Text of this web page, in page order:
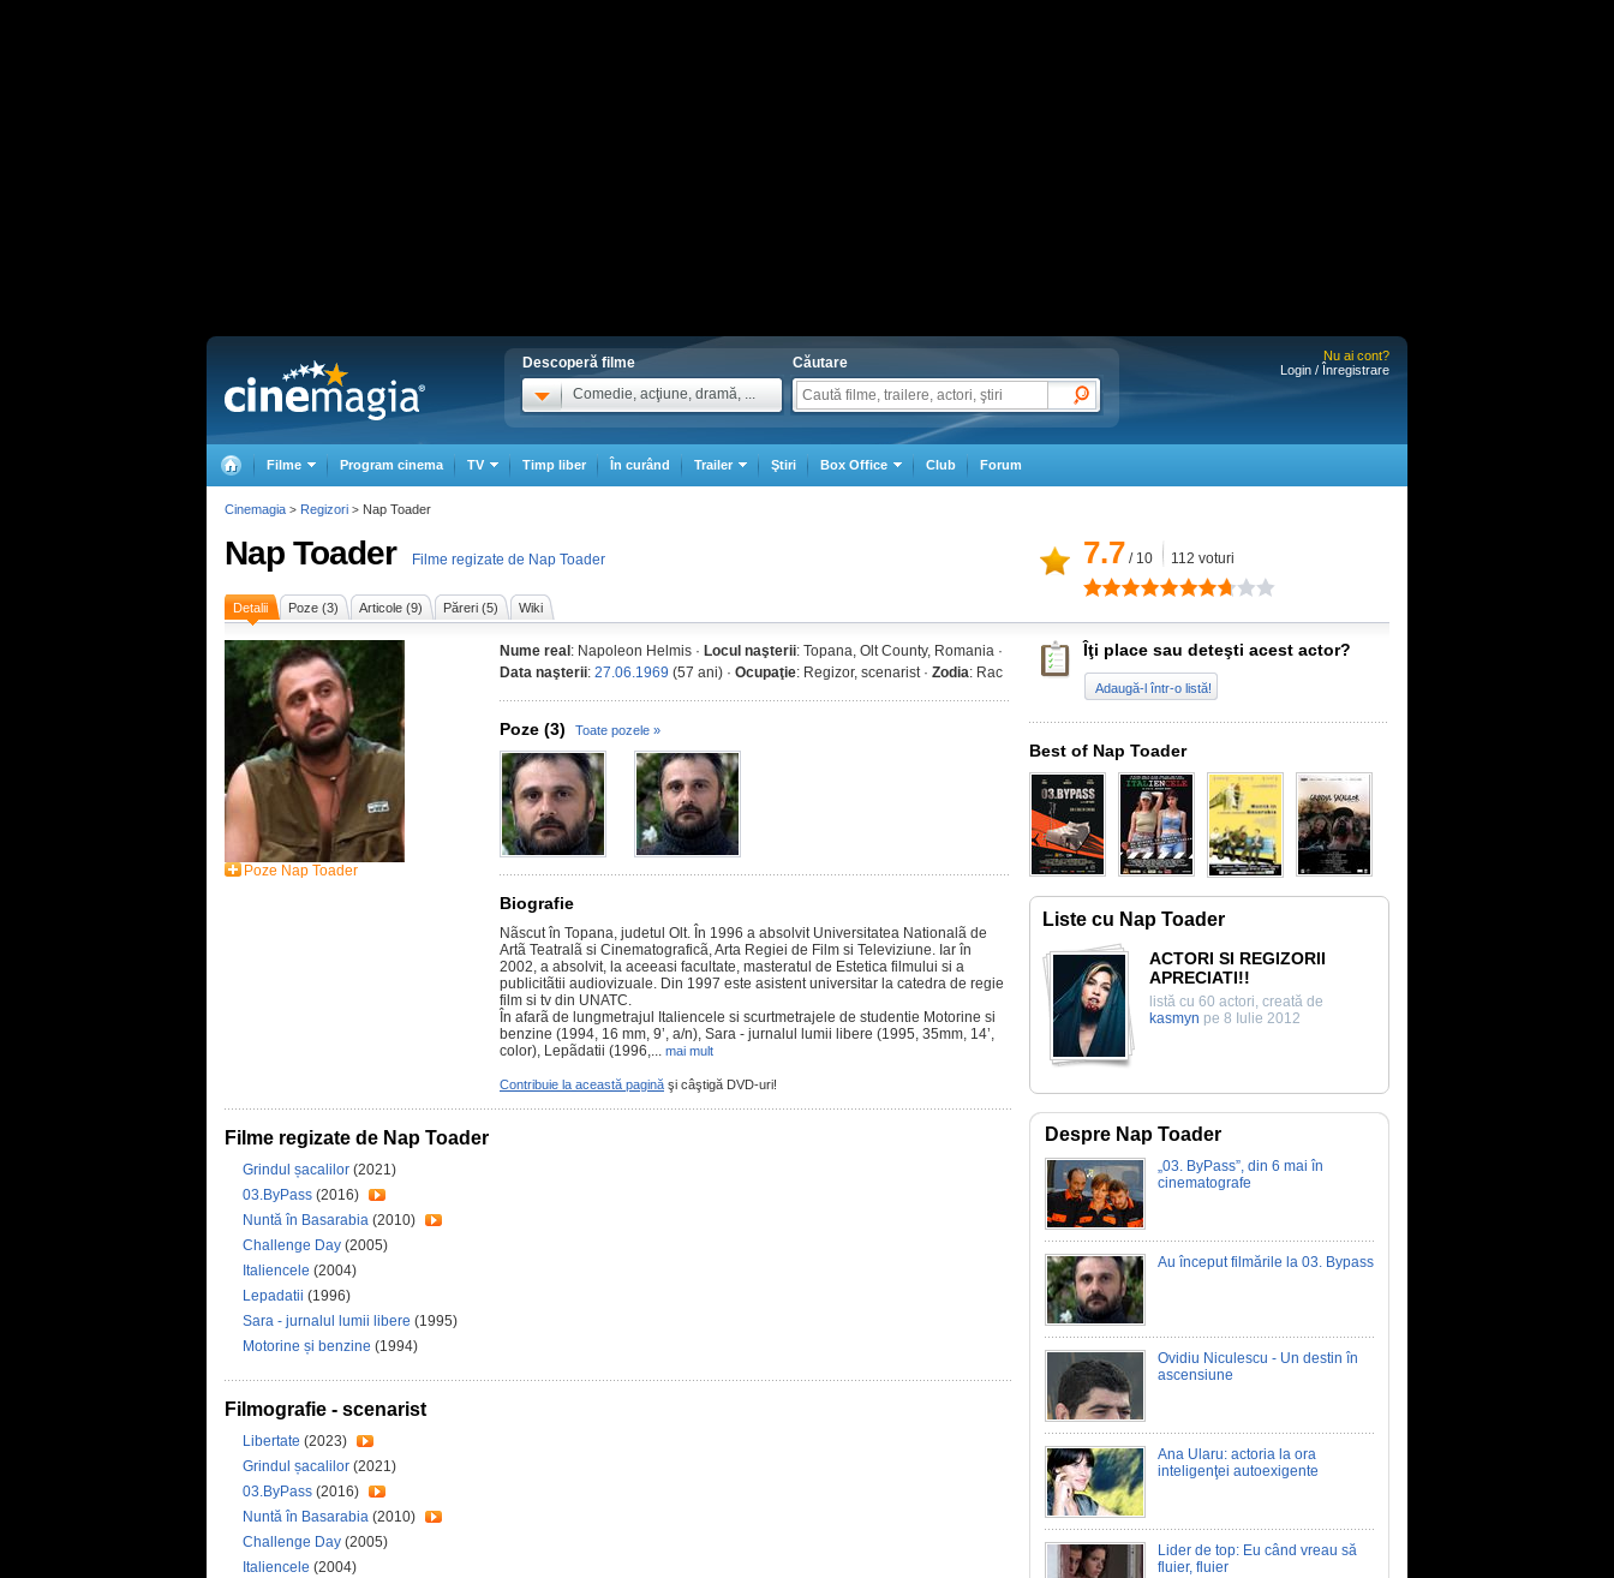
Descoperă filme
Comedie, acţiune, dramă, ...
Căutare
Nu ai cont?
Login / Înregistrare
Filme Program cinema TV Timp liber În curând Trailer Ştiri Box Office Club Forum
Nap Toader Filme regizate de Nap Toader 7.7 / 10 112 voturi
Detalii Poze (3) Articole (9) Păreri (5) Wiki
Poze Nap Toader
Nume real : Napoleon Helmis · Locul naşterii: Topana, Olt County, Romania ·
Data naşterii: 27.06.1969 (57 ani) · Ocupaţie: Regizor, scenarist · Zodia: Rac
Poze (3) Toate pozele »
Biografie
Nãscut în Topana, judetul Olt. În 1996 a absolvit Universitatea Nationalã de
Artã Teatralã si Cinematograficã, Arta Regiei de Film si Televiziune. Iar în
2002, a absolvit, la aceeasi facultate, masteratul de Estetica filmului si a
publicitãtii audiovizuale. Din 1997 este asistent universitar la catedra de regie
film si tv din UNATC.
În afarã de lungmetrajul Italiencele si scurtmetrajele de studentie Motorine si
benzine (1994, 16 mm, 9’, a/n), Sara - jurnalul lumii libere (1995, 35mm, 14’,
color), Lepãdatii (1996,... mai mult
Contribuie la această pagină şi câştigă DVD-uri!
Filme regizate de Nap Toader
Grindul șacalilor (2021)
03.ByPass (2016)
Nuntă în Basarabia (2010)
Challenge Day (2005)
Italiencele (2004)
Lepadatii (1996)
Sara - jurnalul lumii libere (1995)
Motorine și benzine (1994)
Filmografie - scenarist
Libertate (2023)
Grindul șacalilor (2021)
03.ByPass (2016)
Nuntă în Basarabia (2010)
Challenge Day (2005)
Italiencele (2004)
Îţi place sau deteşti acest actor?
Adaugă-l într-o listă!
Best of Nap Toader
Liste cu Nap Toader
ACTORI SI REGIZORII
APRECIATI!!
listă cu 60 actori, creată de
kasmyn pe 8 Iulie 2012
Despre Nap Toader
„03. ByPass”, din 6 mai în
cinematografe
Au început filmările la 03. Bypass
Ovidiu Niculescu - Un destin în
ascensiune
Ana Ularu: actoria la ora
inteligenţei autoexigente
Lider de top: Eu când vreau să
fluier, fluier
Cinemagia > Regizori > Nap Toader